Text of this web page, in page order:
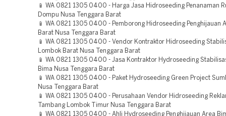
📱 WA 0821 1305 0400 - Harga Jasa Hidroseeding Penanaman
Dompu Nusa Tenggara Barat
📱 WA 0821 1305 0400 - Pemborong Hidroseeding Penghijauan
Barat Nusa Tenggara Barat
📱 WA 0821 1305 0400 - Vendor Kontraktor Hidroseeding
Lombok Barat Nusa Tenggara Barat
📱 WA 0821 1305 0400 - Jasa Kontraktor Hydroseeding
Bima Nusa Tenggara Barat
📱 WA 0821 1305 0400 - Paket Hydroseeding Green Project
Nusa Tenggara Barat
📱 WA 0821 1305 0400 - Perusahaan Vendor Hidroseeding
Tambang Lombok Timur Nusa Tenggara Barat
📱 WA 0821 1305 0400 - Ahli Hydroseeding Penghijauan Area